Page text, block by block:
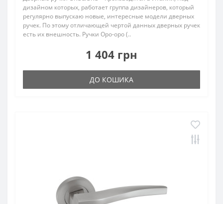
дизайном которых, работает группа дизайнеров, который
регулярно выпускаю новые, интересные модели дверных
ручек. По этому отличающей чертой данных дверных ручек
есть их внешность. Ручки Оро-оро (..
1 404 грн
ДО КОШИКА